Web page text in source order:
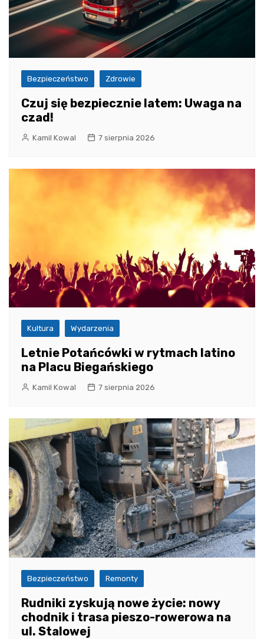
Bezpieczeństwo Zdrowie
Czuj się bezpiecznie latem: Uwaga na
czad!
Kamil Kowal 7 sierpnia 2026
Kultura Wydarzenia
Letnie Potańcówki w rytmach latino
na Placu Biegańskiego
Kamil Kowal 7 sierpnia 2026
Bezpieczeństwo Remonty
Rudniki zyskują nowe życie: nowy
chodnik i trasa pieszo-rowerowa na
ul. Stalowej